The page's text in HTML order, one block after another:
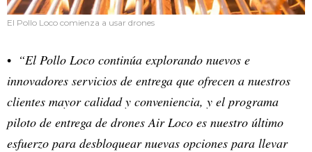
El Pollo Loco comienza a usar drones
“El Pollo Loco continúa explorando nuevos e
innovadores servicios de entrega que ofrecen a nuestros
clientes mayor calidad y conveniencia, y el programa
piloto de entrega de drones Air Loco es nuestro último
esfuerzo para desbloquear nuevas opciones para llevar